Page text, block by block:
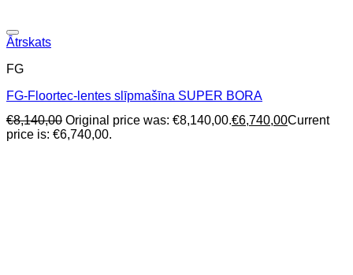
Ātrskats
FG
FG-Floortec-lentes slīpmašīna SUPER BORA
€8,140,00 Original price was: €8,140,00.€6,740,00Current
price is: €6,740,00.